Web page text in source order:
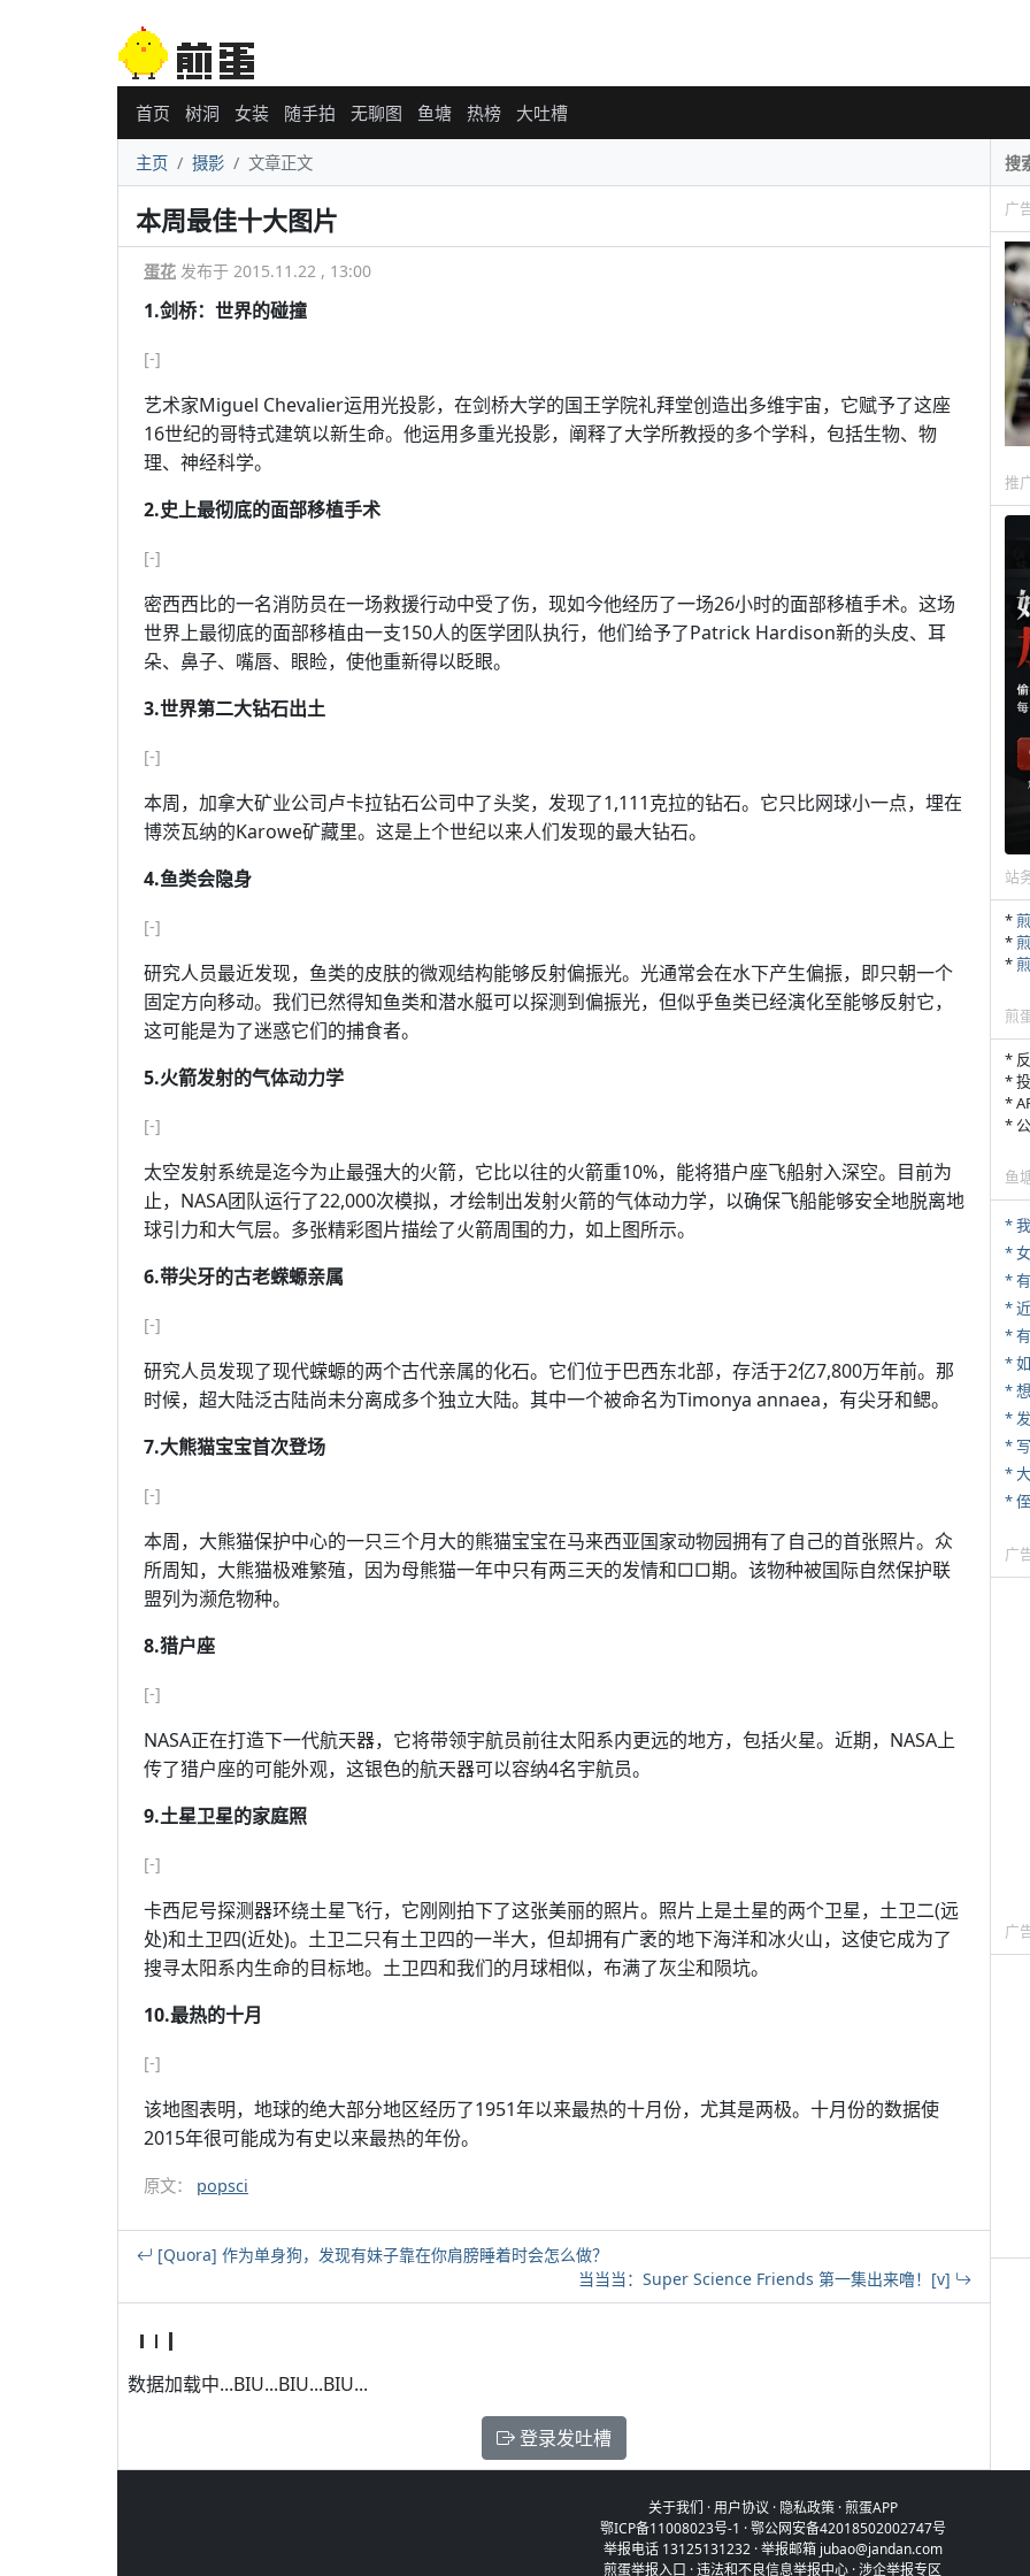
首页 树洞 女装 随手拍 无聊图 鱼塘 热榜 大吐槽
主页 摄影 文章正文
本周最佳十大图片
蛋花 发布于 2015.11.22 , 13:00
1.剑桥：世界的碰撞
[-]
艺术家Miguel Chevalier运用光投影，在剑桥大学的国王学院礼拜堂创造出多维宇宙，它赋予了这座
16世纪的哥特式建筑以新生命。他运用多重光投影，阐释了大学所教授的多个学科，包括生物、物
理、神经科学。
2.史上最彻底的面部移植手术
[-]
密西西比的一名消防员在一场救援行动中受了伤，现如今他经历了一场26小时的面部移植手术。这场
世界上最彻底的面部移植由一支150人的医学团队执行，他们给予了Patrick Hardison新的头皮、耳
朵、鼻子、嘴唇、眼睑，使他重新得以眨眼。
3.世界第二大钻石出土
[-]
本周，加拿大矿业公司卢卡拉钻石公司中了头奖，发现了1,111克拉的钻石。它只比网球小一点，埋在
博茨瓦纳的Karowe矿藏里。这是上个世纪以来人们发现的最大钻石。
4.鱼类会隐身
[-]
研究人员最近发现，鱼类的皮肤的微观结构能够反射偏振光。光通常会在水下产生偏振，即只朝一个
固定方向移动。我们已然得知鱼类和潜水艇可以探测到偏振光，但似乎鱼类已经演化至能够反射它，
这可能是为了迷惑它们的捕食者。
5.火箭发射的气体动力学
[-]
太空发射系统是迄今为止最强大的火箭，它比以往的火箭重10%，能将猎户座飞船射入深空。目前为
止，NASA团队运行了22,000次模拟，才绘制出发射火箭的气体动力学，以确保飞船能够安全地脱离地
球引力和大气层。多张精彩图片描绘了火箭周围的力，如上图所示。
6.带尖牙的古老蝾螈亲属
[-]
研究人员发现了现代蝾螈的两个古代亲属的化石。它们位于巴西东北部，存活于2亿7,800万年前。那
时候，超大陆泛古陆尚未分离成多个独立大陆。其中一个被命名为Timonya annaea，有尖牙和鳃。
7.大熊猫宝宝首次登场
[-]
本周，大熊猫保护中心的一只三个月大的熊猫宝宝在马来西亚国家动物园拥有了自己的首张照片。众
所周知，大熊猫极难繁殖，因为母熊猫一年中只有两三天的发情和□□期。该物种被国际自然保护联
盟列为濒危物种。
8.猎户座
[-]
NASA正在打造下一代航天器，它将带领宇航员前往太阳系内更远的地方，包括火星。近期，NASA上
传了猎户座的可能外观，这银色的航天器可以容纳4名宇航员。
9.土星卫星的家庭照
[-]
卡西尼号探测器环绕土星飞行，它刚刚拍下了这张美丽的照片。照片上是土星的两个卫星，土卫二(远
处)和土卫四(近处)。土卫二只有土卫四的一半大，但却拥有广袤的地下海洋和冰火山，这使它成为了
搜寻太阳系内生命的目标地。土卫四和我们的月球相似，布满了灰尘和陨坑。
10.最热的十月
[-]
该地图表明，地球的绝大部分地区经历了1951年以来最热的十月份，尤其是两极。十月份的数据使
2015年很可能成为有史以来最热的年份。
原文： popsci
[Quora] 作为单身狗，发现有妹子靠在你肩膀睡着时会怎么做？
当当当：Super Science Friends 第一集出来噜！[v]
数据加载中...BIU...BIU...BIU...
登录发吐槽
广
推
站
*
*
*
煎
*
*
*
*
鱼
*
*
*
*
*
*
*
*
*
广
广
关于我们 ·用户协议 · 隐私政策·煎蛋APP
鄂ICP备11008023号-1 ·鄂公网安备42018502002747号
举报电话 13125131232 · 举报邮箱 jubao@jandan.com
煎蛋举报入口 ·违法和不良信息举报中心 ·涉企举报专区